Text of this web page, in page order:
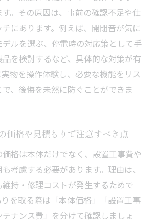
。その原因は、事前の確認不足や仕
にあります。例えば、開閉音が気に
ルを選ぶ、停電時の対応策として手
を検討するなど、具体的な対策が有
物を操作体験し、必要な機能をリス
で、後悔を未然に防ぐことができま
価格や見積もりで注意すべき点
格は本体だけでなく、設置工事費や
考慮する必要があります。理由は、
持・修理コストが発生するためで
を取る際は「本体価格」「設置工事
ナンス費」を分けて確認しましょ